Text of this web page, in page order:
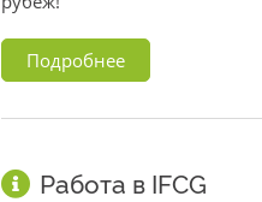
Подробнее
Работа в IFCG